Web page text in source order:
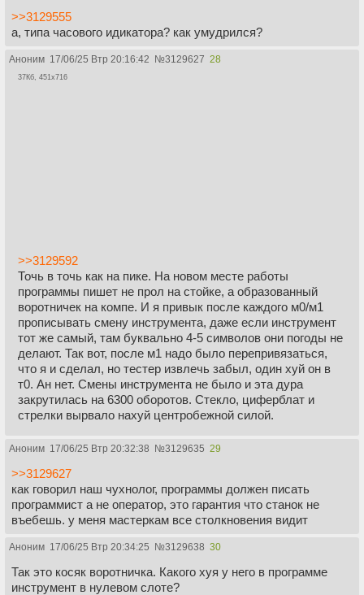
>>3129555
а, типа часового идикатора? как умудрился?
Аноним 17/06/25 Втр 20:16:42 №3129627 28
37Кб, 451x716
>>3129592
Точь в точь как на пике. На новом месте работы
программы пишет не прол на стойке, а образованный
воротничек на компе. И я привык после каждого м0/м1
прописывать смену инструмента, даже если инструмент
тот же самый, там буквально 4-5 символов они погоды не
делают. Так вот, после м1 надо было перепривязаться,
что я и сделал, но тестер извлечь забыл, один хуй он в
т0. Ан нет. Смены инструмента не было и эта дура
закрутилась на 6300 оборотов. Стекло, циферблат и
стрелки вырвало нахуй центробежной силой.
Аноним 17/06/25 Втр 20:32:38 №3129635 29
>>3129627
как говорил наш чухнолог, программы должен писать
программист а не оператор, это гарантия что станок не
въебешь. у меня мастеркам все столкновения видит
Аноним 17/06/25 Втр 20:34:25 №3129638 30
Так это косяк воротничка. Какого хуя у него в программе
инструмент в нулевом слоте?